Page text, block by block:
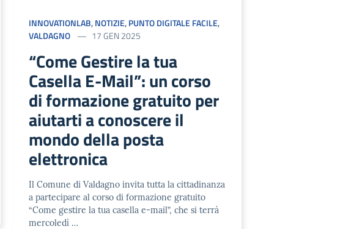
INNOVATIONLAB,NOTIZIE,PUNTO DIGITALE FACILE,
VALDAGNO
17 GEN 2025
“Come Gestire la tua
Casella E-Mail”: un corso
di formazione gratuito per
aiutarti a conoscere il
mondo della posta
elettronica
Il Comune di Valdagno invita tutta la cittadinanza
a partecipare al corso di formazione gratuito
“Come gestire la tua casella e-mail”, che si terrà
mercoledì …